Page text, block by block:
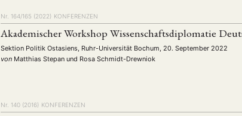
Nr. 164/165 (2022) KONFERENZEN
Akademischer Workshop Wissenschaftsdiplomatie
Sektion Politik Ostasiens, Ruhr-Universität Bochum, 20. September 2022
von Matthias Stepanund Rosa Schmidt-Drewniok
Nr. 140 (2016) KONFERENZEN